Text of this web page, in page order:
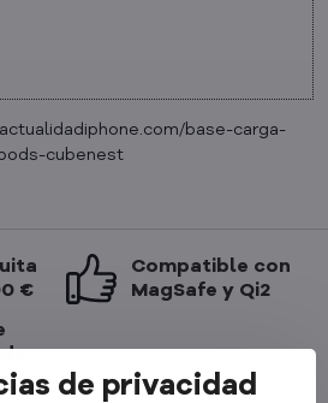
base-carga-
cubenest
€
Compatible con
MagSafe y Qi2
de privacidad